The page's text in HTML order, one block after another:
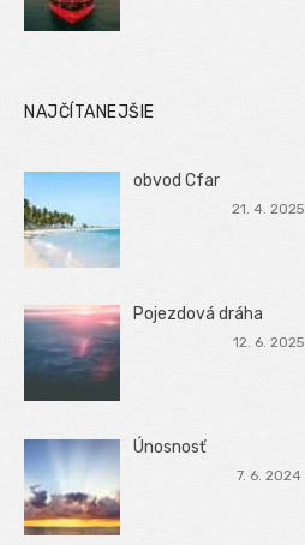
NAJČÍTANEJŠIE
obvod Cfar
21. 4. 2025
Pojezdová dráha
12. 6. 2025
Únosnosť
7. 6. 2024